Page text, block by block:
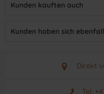
Kunden kauften auch
Kunden haben sich
Direkt
Aus
Tel.